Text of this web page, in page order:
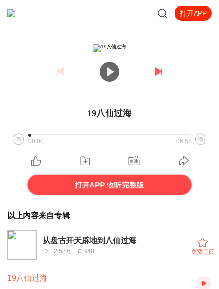
打开APP
19八仙过海
00:00 06:58
打开APP 收听完整版
以上内容来自专辑
从盘古开天辟地到八仙过海
12.58万 948 免费订阅
19八仙过海